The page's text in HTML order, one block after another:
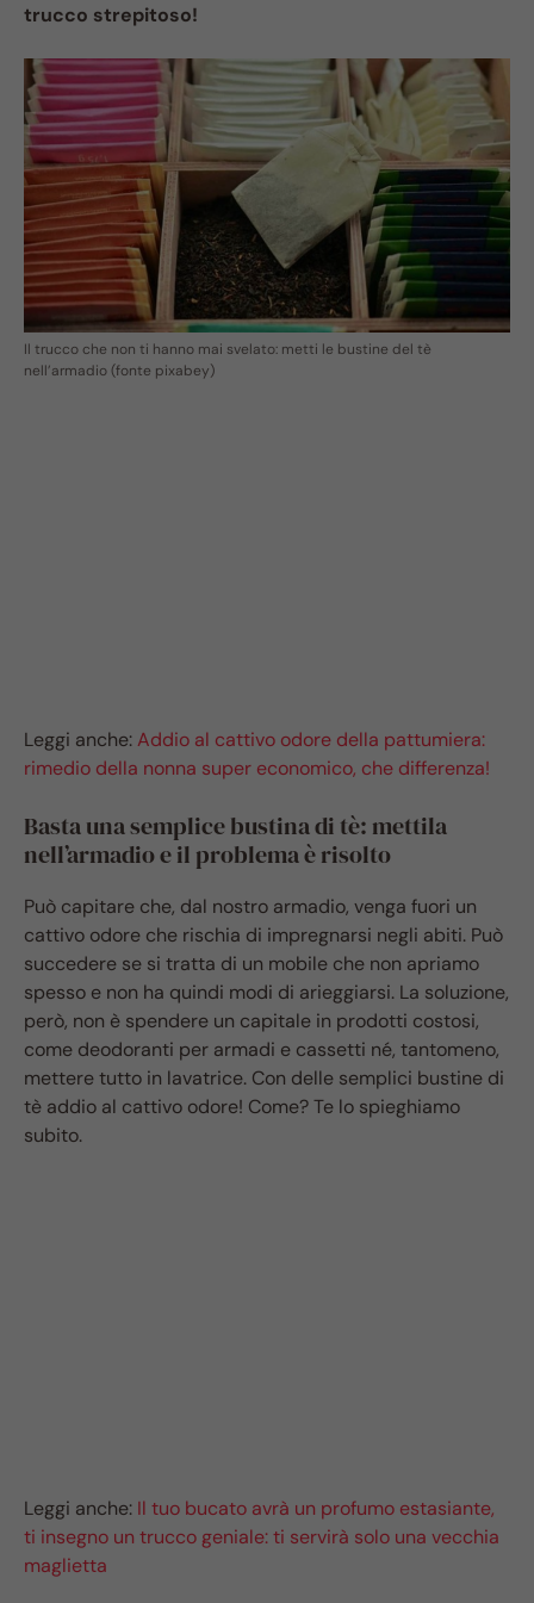
trucco strepitoso!
Il trucco che non ti hanno mai svelato: metti le bustine del tè
nell’armadio (fonte pixabey)
Leggi anche:Addio al cattivo odore della pattumiera:
rimedio della nonna super economico, che differenza!
Basta una semplice bustina di tè: mettila
nell’armadio e il problema è risolto
Può capitare che, dal nostro armadio, venga fuori un
cattivo odore che rischia di impregnarsi negli abiti. Può
succedere se si tratta di un mobile che non apriamo
spesso e non ha quindi modi di arieggiarsi. La soluzione,
però, non è spendere un capitale in prodotti costosi,
come deodoranti per armadi e cassetti né, tantomeno,
mettere tutto in lavatrice. Con delle semplici bustine di
tè addio al cattivo odore! Come? Te lo spieghiamo
subito.
Leggi anche: Il tuo bucato avrà un profumo estasiante,
ti insegno un trucco geniale: ti servirà solo una vecchia
maglietta